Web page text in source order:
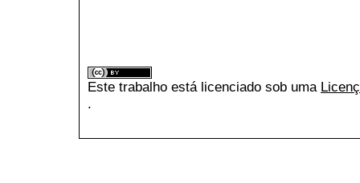
Este trabalho está licenciado sob uma
.